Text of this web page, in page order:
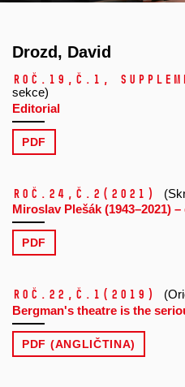
Drozd, David
Roč.19, č.1,
sekce)
Editorial
PDF
Roč.24, č.2 (2021)
Miroslav Plešák (1943–2021)
PDF
Roč.22, č.1 (2019)
Bergman's theatre is the
PDF (ANGLIČTINA)